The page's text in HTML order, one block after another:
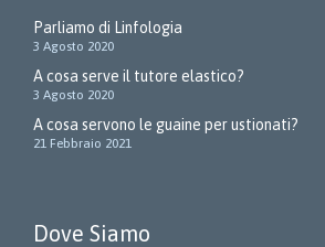
Parliamo di Linfologia
3 Agosto 2020
A cosa serve il tutore elastico?
3 Agosto 2020
A cosa servono le guaine per ustionati?
21 Febbraio 2021
Dove Siamo